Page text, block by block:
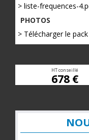
> liste-frequences-
PHOTOS
> Télécharger le pack
HT conseillé
678 €